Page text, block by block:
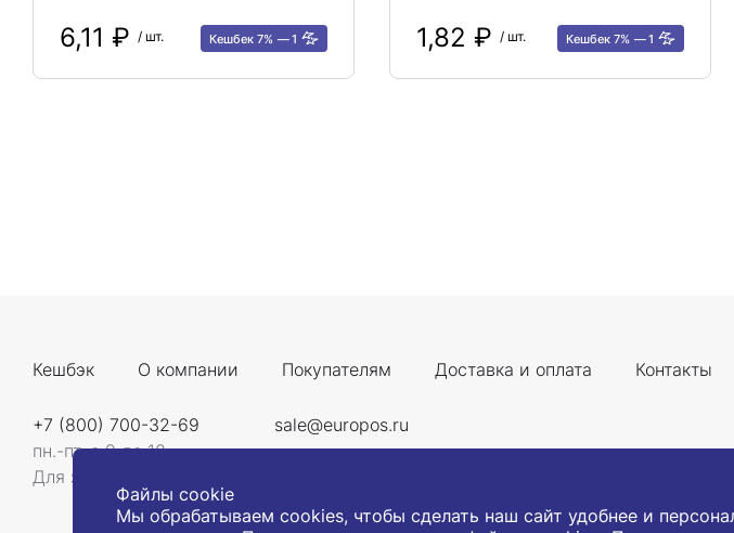
6,11 ₽ / шт. Кешбек 7% 1 1,82 ₽ / шт. Кешбек 7% 1
Кешбэк О компании Покупателям Доставка и оплата Контакты
+7 (800) 700-32-69
пн.-пт. с 9 до 18
Для звонков со всей России
sale@europos.ru
Файлы cookie
Мы обрабатываем cookies, чтобы сделать наш сайт удобнее и